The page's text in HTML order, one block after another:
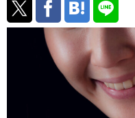
生活の知恵
お金